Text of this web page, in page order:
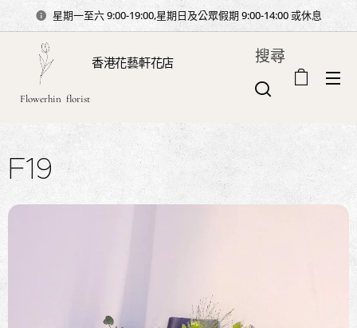
星期一至六 9:00-19:00,星期日及公眾假期 9:00-14:00 或休息
香港花藝軒花店
Flowerhin florist
搜尋
F19